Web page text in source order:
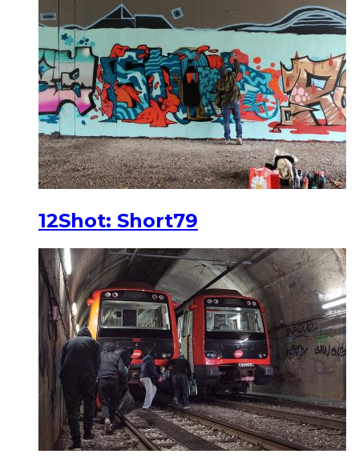
12Shot: Short79